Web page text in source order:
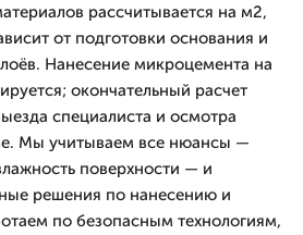
рассчитывается на м2,
от подготовки основания и
Нанесение микроцемента на
окончательный расчет
специалиста и осмотра
Мы учитываем все нюансы —
поверхности — и
решения по нанесению и
по безопасным технологиям,